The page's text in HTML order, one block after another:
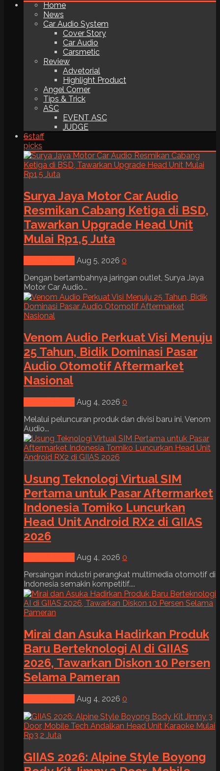
Home
News
Car Audio System
Cover Story
Car Audio
Carsmetic
Review
Advetorial
Highlight Product
Angel Corner
Tips & Trick
ASC
EVENT ASC
JUDGE
6staff
picks
Surya Jaya Motor Car Audio
Resmikan Cabang Ketiga di BSD,
Tawarkan Upgrade Head Unit
Mulai Rp1,5 Juta
Aug 5, 2026 0
Dengan bertambahnya jaringan outlet, Surya Jaya
Motor Car Audio...
Venom Audio Perkuat Visi Menuju
25 Tahun, Bidik Dominasi Pasar
Audio Otomotif Aftermarket
Nasional
Aug 4, 2026 0
Melalui peluncuran produk dan divisi baru ini, Venom
Audio...
Usung Teknologi Virtual SIM
Pertama untuk Pasar Aftermarket
Indonesia Tomiko Luncurkan
Head Unit Android RX2 di GIIAS
2026
Aug 4, 2026 0
Persaingan industri perangkat multimedia otomotif di
Indonesia semakin kompetitif....
Mirai dan Asuka Hadirkan Produk
Baru Berteknologi AI di GIIAS
2026, Tawarkan Diskon 10 Persen
Selama Pameran
Aug 4, 2026 0
GIIAS 2026: Alpine Style Boyong